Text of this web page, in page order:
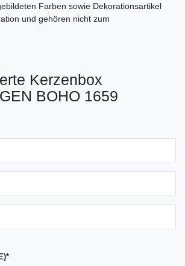
Farben sowie Dekorationsartikel
und gehören nicht zum
Kerzenbox
BOHO 1659